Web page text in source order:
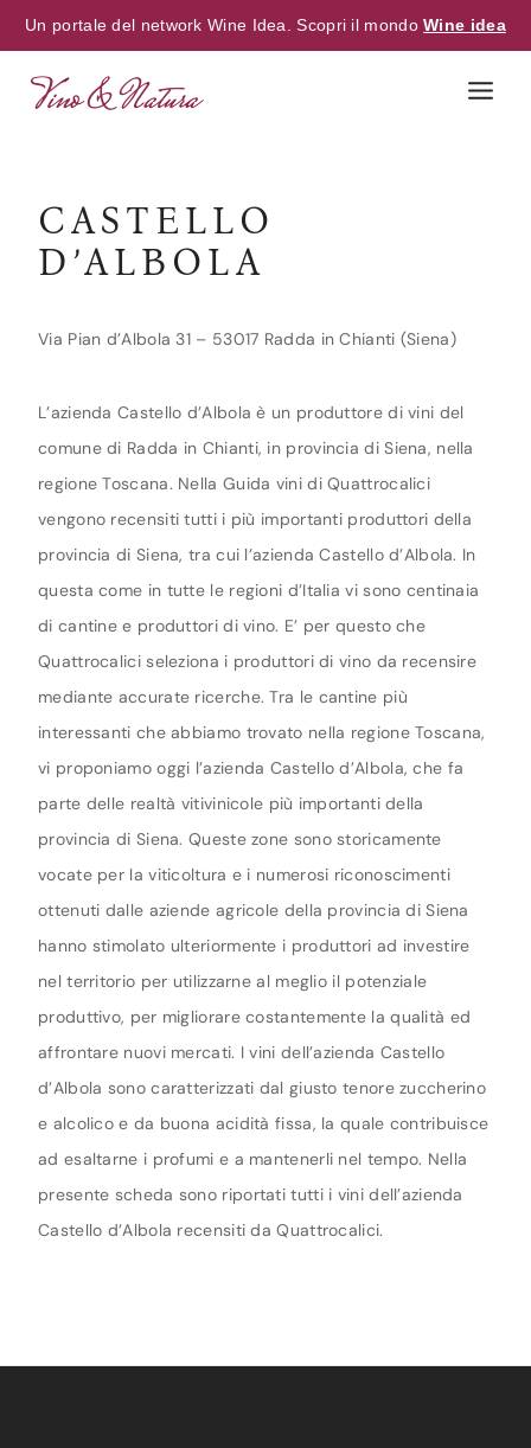
Un portale del network Wine Idea. Scopri il mondoWine idea
CASTELLO
D’ALBOLA
Via Pian d’Albola 31 – 53017 Radda in Chianti (Siena)
L’azienda Castello d’Albola è un produttore di vini del
comune di Radda in Chianti, in provincia di Siena, nella
regione Toscana. Nella Guida vini di Quattrocalici
vengono recensiti tutti i più importanti produttori della
provincia di Siena, tra cui l’azienda Castello d’Albola. In
questa come in tutte le regioni d’Italia vi sono centinaia
di cantine e produttori di vino. E’ per questo che
Quattrocalici seleziona i produttori di vino da recensire
mediante accurate ricerche. Tra le cantine più
interessanti che abbiamo trovato nella regione Toscana,
vi proponiamo oggi l’azienda Castello d’Albola, che fa
parte delle realtà vitivinicole più importanti della
provincia di Siena. Queste zone sono storicamente
vocate per la viticoltura e i numerosi riconoscimenti
ottenuti dalle aziende agricole della provincia di Siena
hanno stimolato ulteriormente i produttori ad investire
nel territorio per utilizzarne al meglio il potenziale
produttivo, per migliorare costantemente la qualità ed
affrontare nuovi mercati. I vini dell’azienda Castello
d’Albola sono caratterizzati dal giusto tenore zuccherino
e alcolico e da buona acidità fissa, la quale contribuisce
ad esaltarne i profumi e a mantenerli nel tempo. Nella
presente scheda sono riportati tutti i vini dell’azienda
Castello d’Albola recensiti da Quattrocalici.